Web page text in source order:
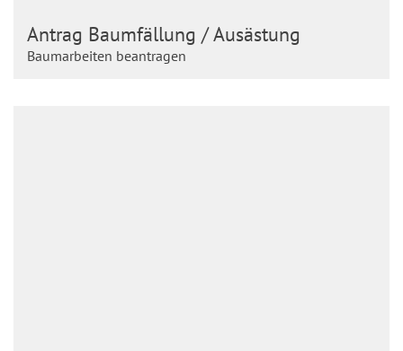
Antrag Baumfällung / Ausästung
Baumarbeiten beantragen